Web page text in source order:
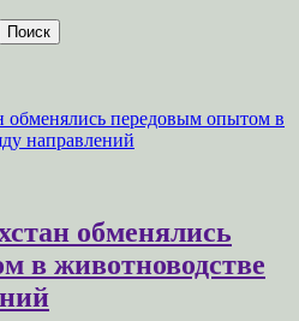
обменялись передовым опытом в
направлений
обменялись
в животноводстве